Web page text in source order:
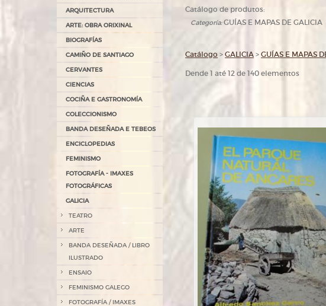
ARQUITECTURA
ARTE: OBRA ORIXINAL
BIOGRAFÍAS
CAMIÑO DE SANTIAGO
CERVANTES
CIENCIAS
COCIÑA E GASTRONOMÍA
COLECCIONISMO
BANDA DESEÑADA E TEBEOS
ENCICLOPEDIAS
FEMINISMO
FOTOGRAFÍA - IMAXES
FOTOGRÁFICAS
GALICIA
TEATRO
ARTE
BANDA DESEÑADA / LIBRO
ILUSTRADO
ENSAIO
FEMINISMO GALEGO
FOTOGRAFÍA / IMAXES
Catálogo de produtos:
Categoría:GUÍAS E MAPAS DE GALICIA
Catálogo > GALICIA > GUÍAS E MAPAS
Dende 1 até 12 de 140 elementos